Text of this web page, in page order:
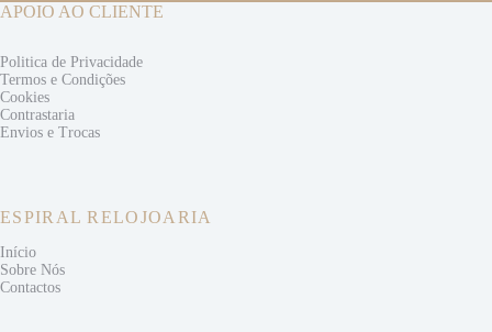
APOIO AO CLIENTE
Politica de Privacidade
Termos e Condições
Cookies
Contrastaria
Envios e Trocas
ESPIRAL RELOJOARIA
Início
Sobre Nós
Contactos